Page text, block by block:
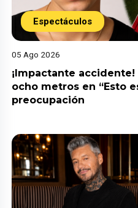
Espectáculos
05 Ago 2026
¡Impactante
ocho metros en “Esto
preocupación